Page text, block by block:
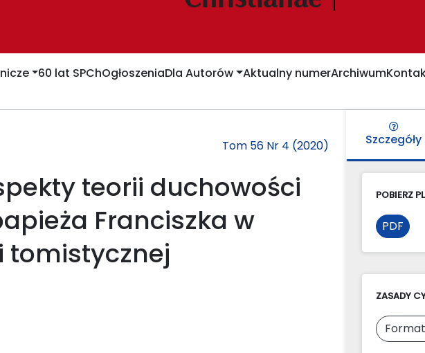
60 lat SPChOgłoszeniaDla Autorów Aktualny numerArchiwum
Tom 56 Nr 4 (2020)
teorii duchowości
Franciszka w
tomistycznej
Szczegóły
POBIERZ
PDF
ZASADY